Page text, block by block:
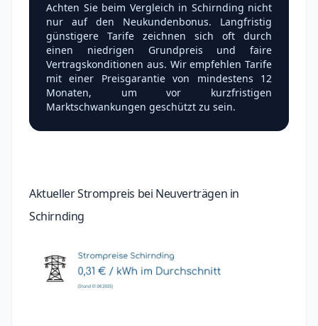
Achten Sie beim Vergleich in Schirnding nicht
nur auf den Neukundenbonus. Langfristig
günstigere Tarife zeichnen sich oft durch
einen niedrigen Grundpreis und faire
Vertragskonditionen aus. Wir empfehlen Tarife
mit einer Preisgarantie von mindestens 12
Monaten, um vor kurzfristigen
Marktschwankungen geschützt zu sein.
Aktueller Strompreis bei Neuverträgen in
Schirnding